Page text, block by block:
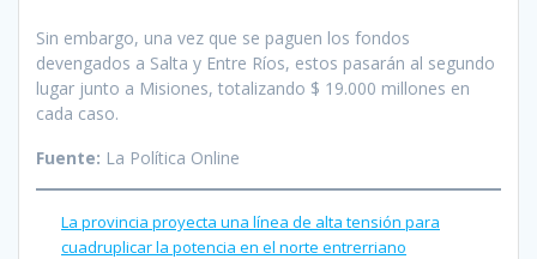
Sin embargo, una vez que se paguen los fondos
devengados a Salta y Entre Ríos, estos pasarán al segundo
lugar junto a Misiones, totalizando $ 19.000 millones en
cada caso.
Fuente: La Política Online
La provincia proyecta una línea de alta tensión para
cuadruplicar la potencia en el norte entrerriano